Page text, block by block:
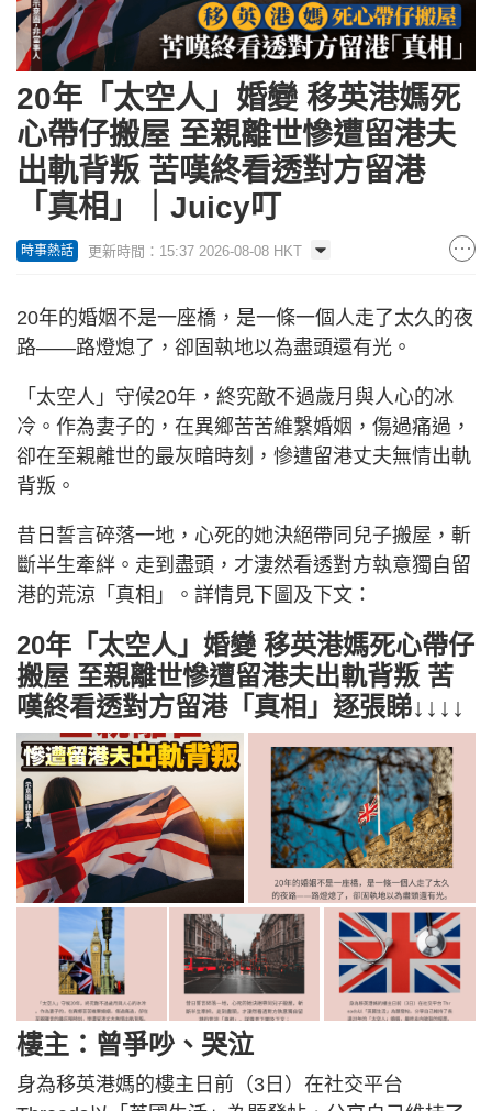
20年「太空人」婚變 移英港媽死
心帶仔搬屋 至親離世慘遭留港夫
出軌背叛 苦嘆終看透對方留港
「真相」｜Juicy叮
時事熱話 更新時間：15:37 2026-08-08 HKT
20年的婚姻不是一座橋，是一條一個人走了太久的夜
路——路燈熄了，卻固執地以為盡頭還有光。
「太空人」守候20年，終究敵不過歲月與人心的冰
冷。作為妻子的，在異鄉苦苦維繫婚姻，傷過痛過，
卻在至親離世的最灰暗時刻，慘遭留港丈夫無情出軌
背叛。
昔日誓言碎落一地，心死的她決絕帶同兒子搬屋，斬
斷半生牽絆。走到盡頭，才淒然看透對方執意獨自留
港的荒涼「真相」。詳情見下圖及下文：
20年「太空人」婚變 移英港媽死心帶仔
搬屋 至親離世慘遭留港夫出軌背叛 苦
嘆終看透對方留港「真相」逐張睇↓↓↓↓
樓主：曾爭吵、哭泣
身為移英港媽的樓主日前（3日）在社交平台